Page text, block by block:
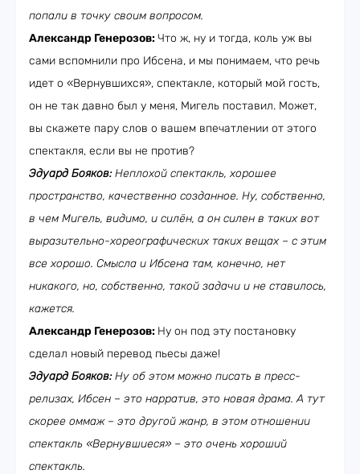
попали в точку своим вопросом.
Александр Генерозов:Что ж, ну и тогда, коль уж вы
сами вспомнили про Ибсена, и мы понимаем, что речь
идет о «Вернувшихся», спектакле, который мой гость,
он не так давно был у меня, Мигель поставил. Может,
вы скажете пару слов о вашем впечатлении от этого
спектакля, если вы не против?
Эдуард Бояков:Неплохой спектакль, хорошее
пространство, качественно созданное. Ну, собственно,
в чем Мигель, видимо, и силён, а он силен в таких вот
выразительно-хореографических таких вещах – с этим
все хорошо. Смысла и Ибсена там, конечно, нет
никакого, но, собственно, такой задачи и не ставилось,
кажется.
Александр Генерозов: Ну он под эту постановку
сделал новый перевод пьесы даже!
Эдуард Бояков:Ну об этом можно писать в пресс-
релизах, Ибсен – это нарратив, это новая драма. А тут
скорее оммаж – это другой жанр, в этом отношении
спектакль «Вернувшиеся» – это очень хороший
спектакль.